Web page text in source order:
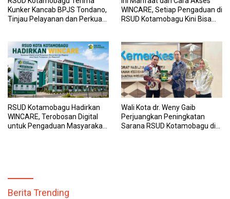
Kunker Kancab BPJS Tondano,
Tinjau Pelayanan dan Perkuat
WINCARE, Setiap Pengaduan di
RSUD Kotamobagu Kini Bisa
RSUD Kotamobagu Hadirkan
WINCARE, Terobosan Digital
untuk Pengaduan Masyarakat
Wali Kota dr. Weny Gaib
Perjuangkan Peningkatan
Sarana RSUD Kotamobagu di
Berita Trending